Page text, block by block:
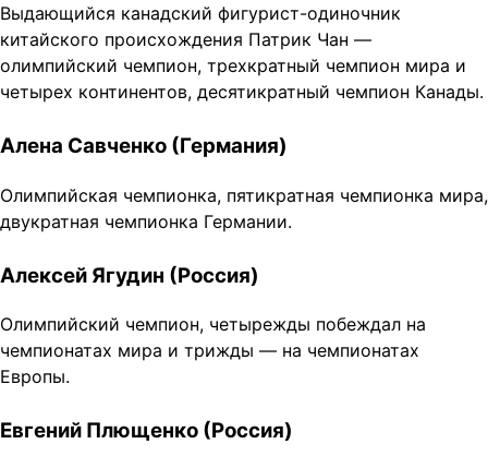
Выдающийся канадский фигурист-одиночник
китайского происхождения Патрик Чан —
олимпийский чемпион, трехкратный чемпион мира и
четырех континентов, десятикратный чемпион Канады.
Алена Савченко (Германия)
Олимпийская чемпионка, пятикратная чемпионка мира,
двукратная чемпионка Германии.
Алексей Ягудин (Россия)
Олимпийский чемпион, четырежды побеждал на
чемпионатах мира и трижды — на чемпионатах
Европы.
Евгений Плющенко (Россия)